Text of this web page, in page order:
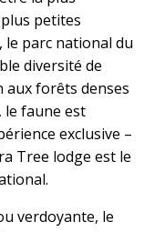
petites
le parc national du
diversité de
aux forêts denses
le faune est
exclusive –
Tree lodge est le
verdoyante, le